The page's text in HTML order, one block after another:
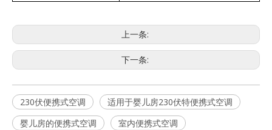
上一条:
下一条:
230伏便携式空调
适用于婴儿房230伏特便携式空调
婴儿房的便携式空调
室内便携式空调